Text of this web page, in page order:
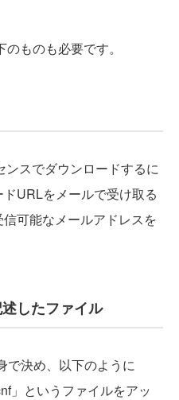
ものも必要です。
スでダウンロードするに
URLをメールで受け取る
可能なメールアドレスを
したファイル
決め、以下のように
」というファイルをアッ